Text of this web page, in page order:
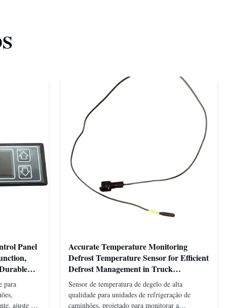
Panel
para
ajuste de
Accurate Temperature Monitoring
Defrost Temperature Sensor for Efficient
Defrost Management in Truck
Refrigeration Units with Reliable
Performance
Sensor de temperatura de degelo de alta
qualidade para unidades de refrigeração de
caminhões, projetado para monitorar a